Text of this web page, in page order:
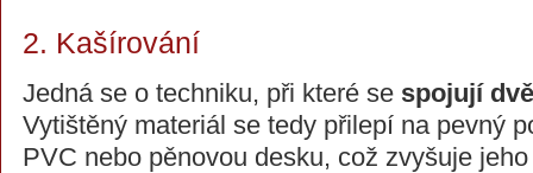
2. Kašírování
Jedná se o techniku, při které se spojují
Vytištěný materiál se tedy přilepí na pevný
PVC nebo pěnovou desku, což zvyšuje